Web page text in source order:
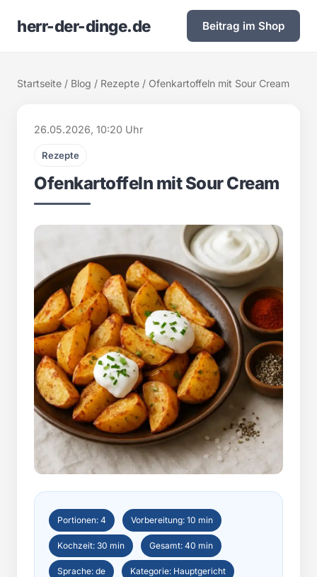
herr-der-dinge.de Beitrag im Shop
Startseite / Blog / Rezepte / Ofenkartoffeln mit Sour Cream
26.05.2026, 10:20 Uhr
Rezepte
Ofenkartoffeln mit Sour Cream
Portionen: 4 Vorbereitung: 10 min
Kochzeit: 30 min Gesamt: 40 min
Sprache: de Kategorie: Hauptgericht